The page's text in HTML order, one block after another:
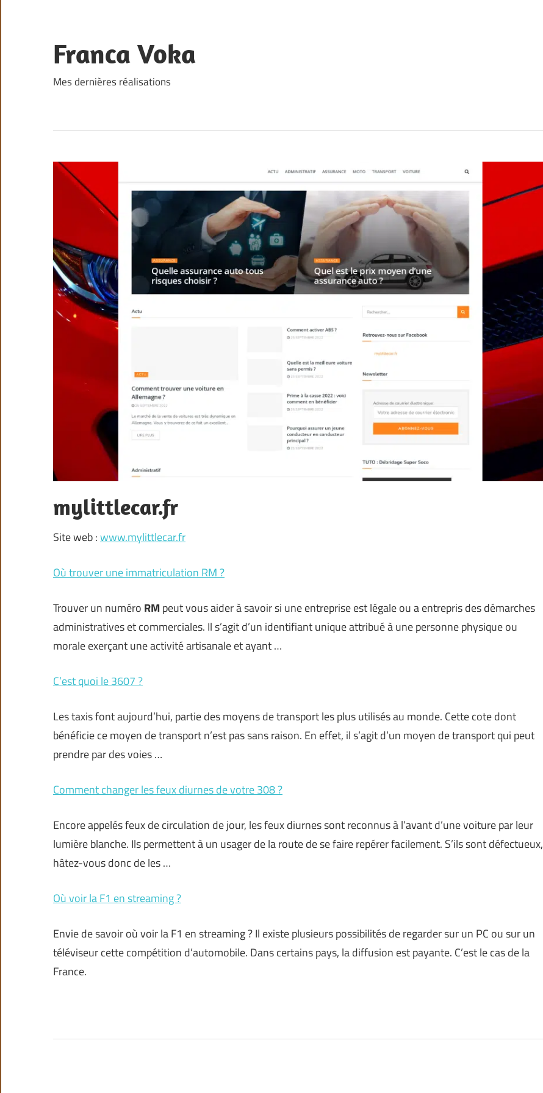
content
Franca Voka
Mes dernières réalisations
mylittlecar.fr
Site web :www.mylittlecar.fr
Où trouver une immatriculation RM ?
Trouver un numéro RM peut vous aider à savoir si une entreprise est légale ou a entrepris des démarches
administratives et commerciales. Il s’agit d’un identifiant unique attribué à une personne physique ou
morale exerçant une activité artisanale et ayant …
C’est quoi le 3607 ?
Les taxis font aujourd’hui, partie des moyens de transport les plus utilisés au monde. Cette cote dont
bénéficie ce moyen de transport n’est pas sans raison. En effet, il s’agit d’un moyen de transport qui peut
prendre par des voies …
Comment changer les feux diurnes de votre 308 ?
Encore appelés feux de circulation de jour, les feux diurnes sont reconnus à l’avant d’une voiture par leur
lumière blanche. Ils permettent à un usager de la route de se faire repérer facilement. S’ils sont défectueux,
hâtez-vous donc de les …
Où voir la F1 en streaming ?
Envie de savoir où voir la F1 en streaming ? Il existe plusieurs possibilités de regarder sur un PC ou sur un
téléviseur cette compétition d’automobile. Dans certains pays, la diffusion est payante. C’est le cas de la
France.